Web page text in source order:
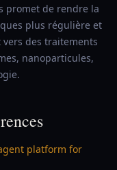
promet de rendre la
plus régulière et
des traitements
nanoparticules,
platform for